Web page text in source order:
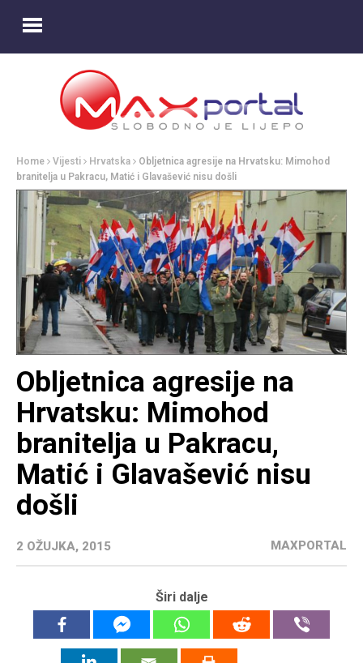
Home Vijesti Hrvatska
Obljetnica agresije na Hrvatsku: Mimohod
branitelja u Pakracu, Matić i Glavašević nisu došli
Obljetnica agresije na
Hrvatsku: Mimohod
branitelja u Pakracu,
Matić i Glavašević nisu
došli
2 OŽUJKA, 2015 MAXPORTAL
Širi dalje